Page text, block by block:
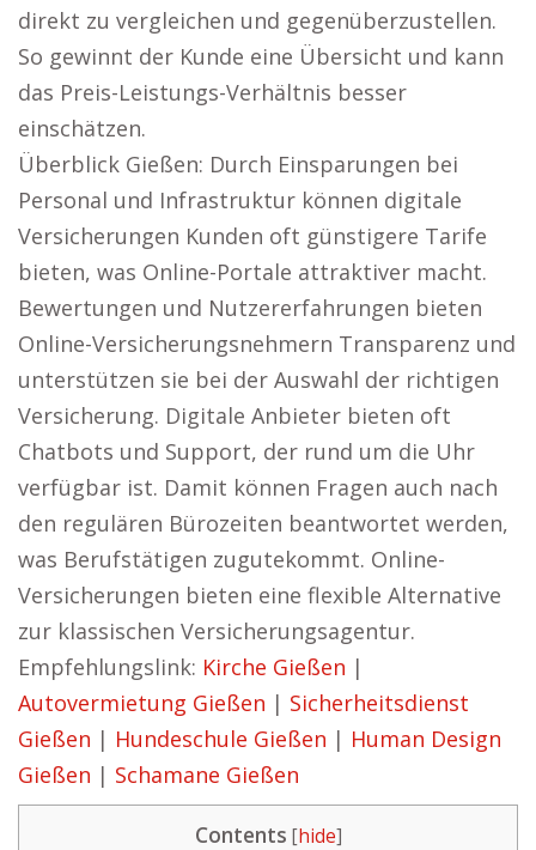
direkt zu vergleichen und gegenüberzustellen.
So gewinnt der Kunde eine Übersicht und kann
das Preis-Leistungs-Verhältnis besser
einschätzen.
Überblick Gießen: Durch Einsparungen bei
Personal und Infrastruktur können digitale
Versicherungen Kunden oft günstigere Tarife
bieten, was Online-Portale attraktiver macht.
Bewertungen und Nutzererfahrungen bieten
Online-Versicherungsnehmern Transparenz und
unterstützen sie bei der Auswahl der richtigen
Versicherung. Digitale Anbieter bieten oft
Chatbots und Support, der rund um die Uhr
verfügbar ist. Damit können Fragen auch nach
den regulären Bürozeiten beantwortet werden,
was Berufstätigen zugutekommt. Online-
Versicherungen bieten eine flexible Alternative
zur klassischen Versicherungsagentur.
Empfehlungslink: Kirche Gießen |
Autovermietung Gießen | Sicherheitsdienst
Gießen | Hundeschule Gießen | Human Design
Gießen | Schamane Gießen
Contents [hide]